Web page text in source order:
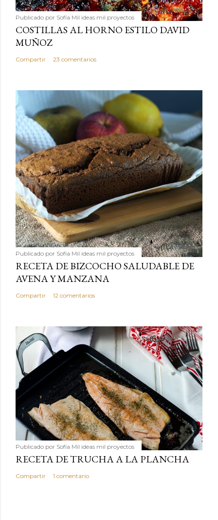
Publicado por Sofía Mil ideas mil proyectos
COSTILLAS AL HORNO ESTILO DAVID
MUÑOZ
Compartir 23 comentarios
Publicado por Sofía Mil ideas mil proyectos
RECETA DE BIZCOCHO SALUDABLE DE
AVENA Y MANZANA
Compartir 12 comentarios
Publicado por Sofía Mil ideas mil proyectos
RECETA DE TRUCHA A LA PLANCHA
Compartir 1 comentario